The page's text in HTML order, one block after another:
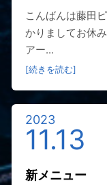
こんばんは藤田
かりましてお休
アー...
[続きを読む]
2023
11.13
新メニュー